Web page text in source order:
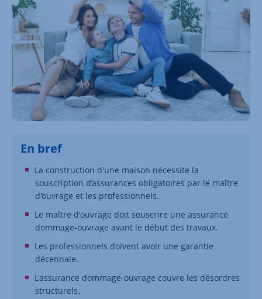
En bref
La construction d'une maison nécessite la
souscription d’assurances obligatoires par le maître
d'ouvrage et les professionnels.
Le maître d'ouvrage doit souscrire une assurance
dommage-ouvrage avant le début des travaux.
Les professionnels doivent avoir une garantie
décennale.
L'assurance dommage-ouvrage couvre les désordres
structurels.